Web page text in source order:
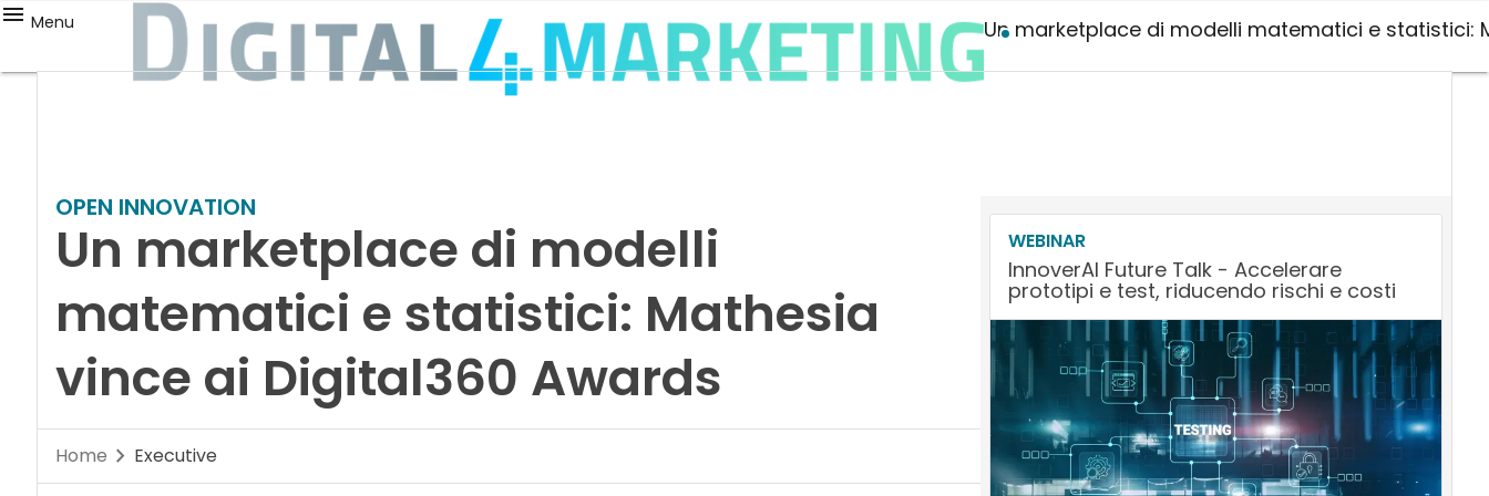
Menu Un marketplace di modelli matematici e statistici:
OPEN INNOVATION
Un marketplace di modelli
matematici e statistici: Mathesia
vince ai Digital360 Awards
Home Executive
WEBINAR
InnoverAI Future Talk - Accelerare
prototipi e test, riducendo rischi e costi